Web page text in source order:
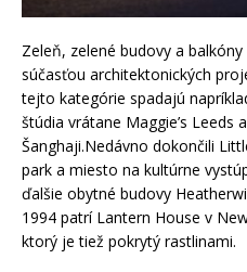
Zeleň, zelené budovy a
súčasťou architektonických
tejto kategórie spadajú
štúdia vrátane Maggie’s Leeds
Šanghaji.Nedávno dokončili
park a miesto na kultúrne
ďalšie obytné budovy
1994 patrí Lantern House v
ktorý je tiež pokrytý rastlinami.